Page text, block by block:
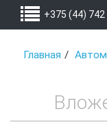
+375 (44) 742
Главная